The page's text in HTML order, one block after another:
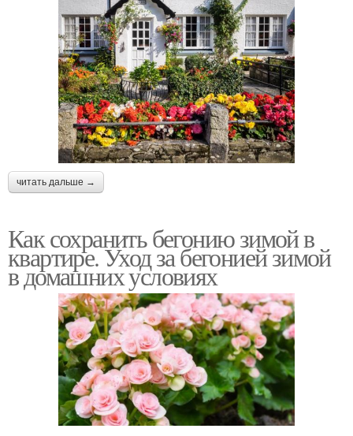
читать дальше →
Как сохранить бегонию зимой в
квартире. Уход за бегонией зимой
в домашних условиях